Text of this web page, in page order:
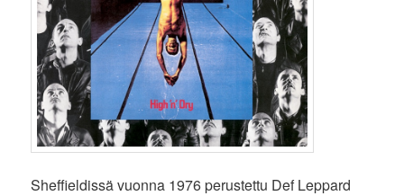
Sheffieldissä vuonna 1976 perustettu Def Leppard